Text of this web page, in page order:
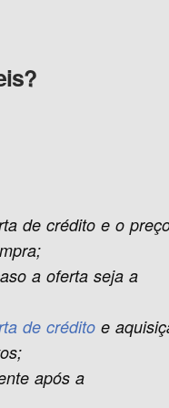
de crédito e o
a oferta seja a
de crédito e
após a